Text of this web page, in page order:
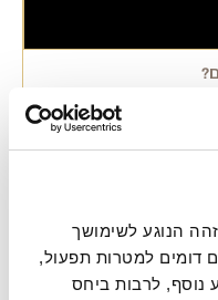
מתוקה שן שום כתושה רבע
לתבל את הקרוטונים בכף
את פרוסות הלחם מוציאים
וטימין. אופים … להמשיך